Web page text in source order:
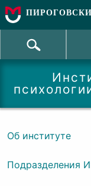
Об институте
Подразделения